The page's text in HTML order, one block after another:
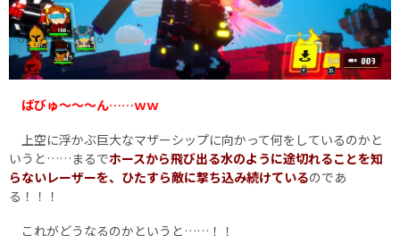
ばびゅ～～～ん……ｗｗ
上空に浮かぶ巨大なマザーシップに向かって何をしているのかと
いうと……まるでホースから飛び出る水のように途切れることを知
らないレーザーを、ひたすら敵に撃ち込み続けているのであ
る！！！
これがどうなるのかというと……！！